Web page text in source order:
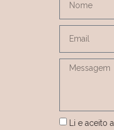
Li e aceito a